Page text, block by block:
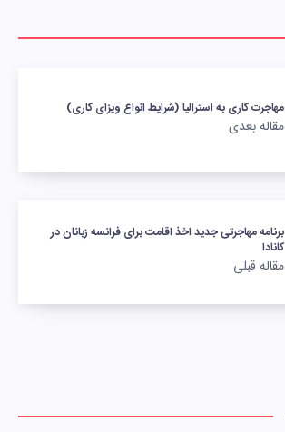
مهاجرت کاری به استرالیا (شرایط انواع ویزای کاری)
مقاله بعدی
برنامه مهاجرتی جدید اخذ اقامت برای فرانسه زبانان در
کانادا
مقاله قبلی